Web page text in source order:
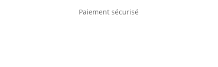
Paiement sécurisé